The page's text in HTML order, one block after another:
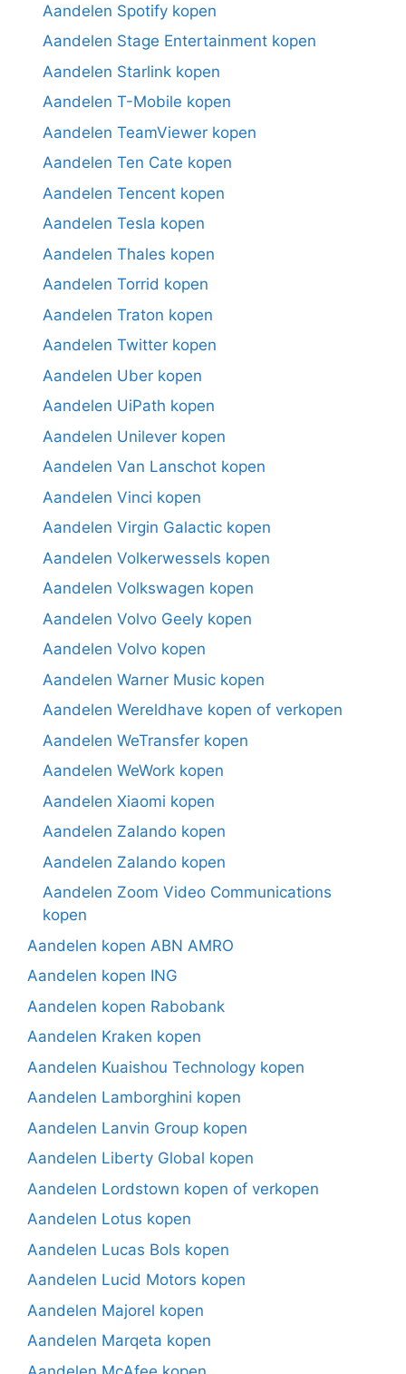
Aandelen Spotify kopen
Aandelen Stage Entertainment kopen
Aandelen Starlink kopen
Aandelen T-Mobile kopen
Aandelen TeamViewer kopen
Aandelen Ten Cate kopen
Aandelen Tencent kopen
Aandelen Tesla kopen
Aandelen Thales kopen
Aandelen Torrid kopen
Aandelen Traton kopen
Aandelen Twitter kopen
Aandelen Uber kopen
Aandelen UiPath kopen
Aandelen Unilever kopen
Aandelen Van Lanschot kopen
Aandelen Vinci kopen
Aandelen Virgin Galactic kopen
Aandelen Volkerwessels kopen
Aandelen Volkswagen kopen
Aandelen Volvo Geely kopen
Aandelen Volvo kopen
Aandelen Warner Music kopen
Aandelen Wereldhave kopen of verkopen
Aandelen WeTransfer kopen
Aandelen WeWork kopen
Aandelen Xiaomi kopen
Aandelen Zalando kopen
Aandelen Zalando kopen
Aandelen Zoom Video Communications
kopen
Aandelen kopen ABN AMRO
Aandelen kopen ING
Aandelen kopen Rabobank
Aandelen Kraken kopen
Aandelen Kuaishou Technology kopen
Aandelen Lamborghini kopen
Aandelen Lanvin Group kopen
Aandelen Liberty Global kopen
Aandelen Lordstown kopen of verkopen
Aandelen Lotus kopen
Aandelen Lucas Bols kopen
Aandelen Lucid Motors kopen
Aandelen Majorel kopen
Aandelen Marqeta kopen